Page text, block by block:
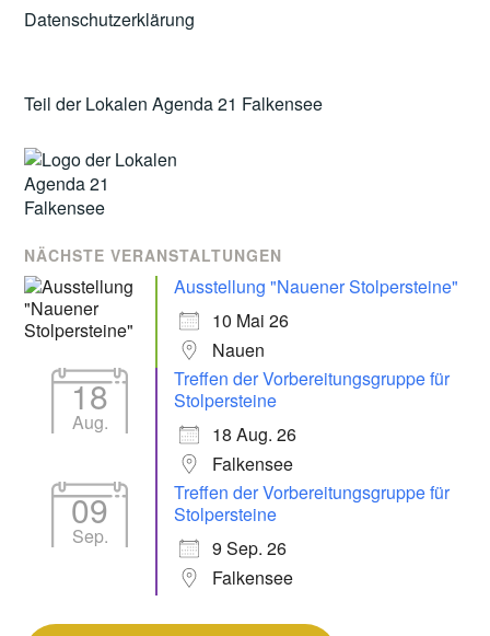
Datenschutzerklärung
Teil der Lokalen Agenda 21 Falkensee
NÄCHSTE VERANSTALTUNGEN
Ausstellung "Nauener Stolpersteine"
10 Mai 26
Nauen
18
Aug.
Treffen der Vorbereitungsgruppe für
Stolpersteine
18 Aug. 26
Falkensee
09
Sep.
Treffen der Vorbereitungsgruppe für
Stolpersteine
9 Sep. 26
Falkensee